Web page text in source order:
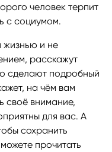
человек терпит
с социумом.
жизнью и не
расскажут
сделают подробный
на чём вам
своё внимание,
для вас. А
сохранить
прочитать